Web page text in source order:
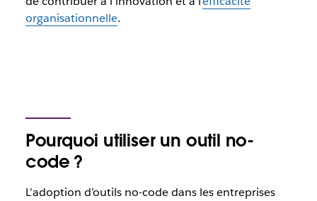
organisationnelle.
Pourquoi utiliser un outil no-
code ?
L’adoption d’outils no-code dans les entreprises